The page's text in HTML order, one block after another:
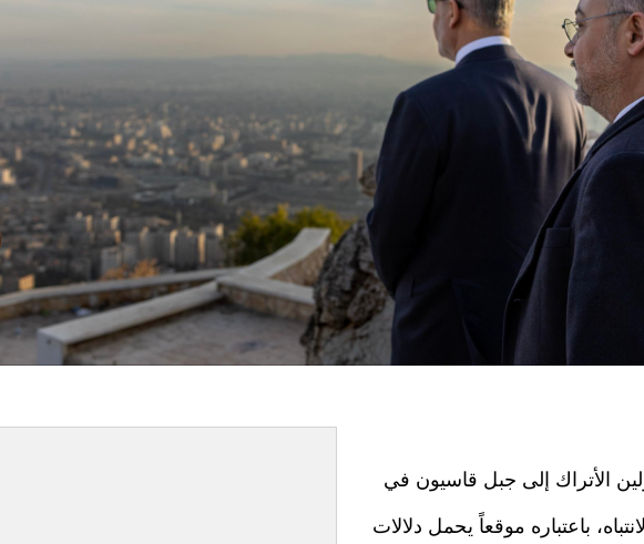
الأتراك إلى جبل قاسيون في
باعتباره موقعاً يحمل دلالات